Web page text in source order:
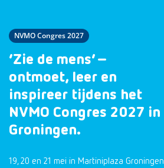
NVMO Congres 2027
‘Zie de mens’ –
ontmoet, leer en
inspireer tijdens het
NVMO Congres 2027 in
Groningen.
19, 20 en 21 mei in Martiniplaza Groningen